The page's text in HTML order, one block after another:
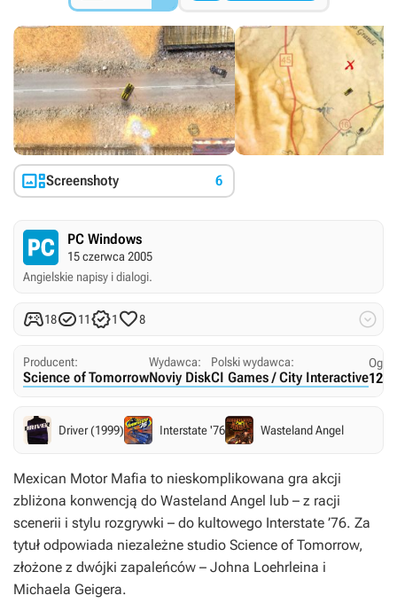
Screenshoty 6
PC Windows
15 czerwca 2005
Angielskie napisy i dialogi.
18111 8 
Producent:
Science of Tomorrow
Wydawca:
Noviy Disk
Polski wydawca:
CI Games / City Interactive12+
Driver (1999) Interstate '76 Wasteland Angel
Mexican Motor Mafia to nieskomplikowana gra akcji
zbliżona konwencją do Wasteland Angel lub – z racji
scenerii i stylu rozgrywki – do kultowego Interstate ’76. Za
tytuł odpowiada niezależne studio Science of Tomorrow,
złożone z dwójki zapaleńców – Johna Loehrleina i
Michaela Geigera.